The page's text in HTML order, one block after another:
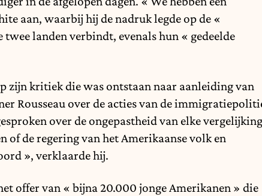
aan, waarbij hij de nadruk legde op de «
landen verbindt, evenals hun « gedeelde
zijn kritiek die was ontstaan naar aanleiding van
Rousseau over de acties van de
over de ongepastheid van elke vergelijking
of de regering van het Amerikaanse volk en
», verklaarde hij.
offer van « bijna 20.000 jonge Amerikanen » die